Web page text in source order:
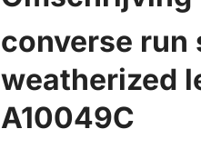
converse run
weatherized
A10049C